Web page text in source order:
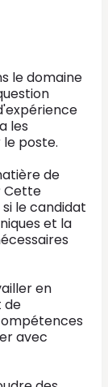
le domaine
les
poste.
de
Cette
le candidat
et la
en
de
avec